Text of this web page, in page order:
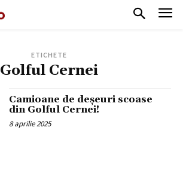
ETICHETE
Golful Cernei
Camioane de deșeuri scoase
din Golful Cernei!
8 aprilie 2025